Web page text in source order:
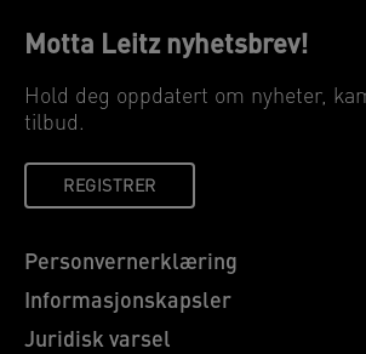
Motta Leitz nyhetsbrev!
Hold deg oppdatert om nyheter,
tilbud.
REGISTRER
Personvernerklæring
Informasjonskapsler
Juridisk varsel